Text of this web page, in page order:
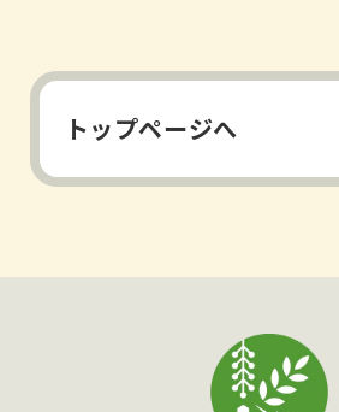
トップページへ